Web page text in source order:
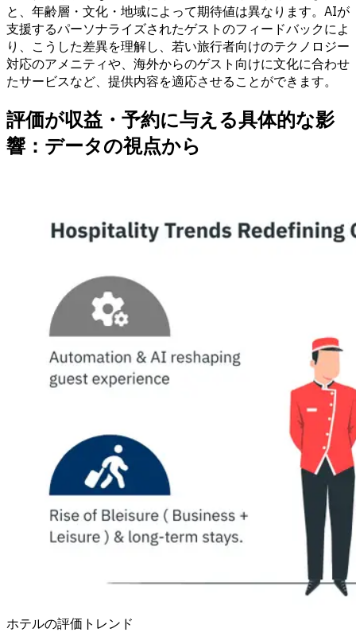
と、年齢層・文化・地域によって期待値は異なります。AIが
支援するパーソナライズされたゲストのフィードバックによ
り、こうした差異を理解し、若い旅行者向けのテクノロジー
対応のアメニティや、海外からのゲスト向けに文化に合わせ
たサービスなど、提供内容を適応させることができます。
評価が収益・予約に与える具体的な影
響：データの視点から
ホテルの評価トレンド